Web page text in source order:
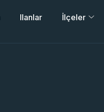
Ilanlar İlçeler